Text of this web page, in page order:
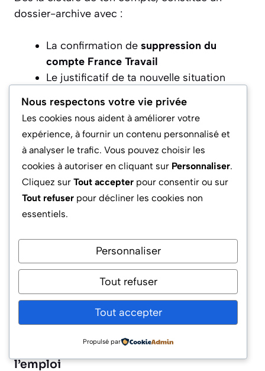
dossier-archive avec :
La confirmation de suppression du
compte France Travail
Le justificatif de ta nouvelle situation
Une synthèse de tes droits acquis
(allocations restantes, périodes d’emploi
validées, formations suivies)
Un relevé de toutes les démarches
effectuées (mails, messages de
confirmation, appels hotline, RDV
physiques)
Prends soin de sauvegarder ces éléments dans
un coffre-fort numérique sécurisé, type
Digiposte ou Maarch. Cet archivage évitera les
litiges avec les organismes sociaux et facilitera
une éventuelleréinscriptionsi ta vie
professionnelle évolue.
Veille proactive sur les droits liés à
l’emploi
Nous respectons votre vie privée
Les cookies nous aident à améliorer votre
expérience, à fournir un contenu personnalisé et
à analyser le trafic. Vous pouvez choisir les
cookies à autoriser en cliquant sur Personnaliser.
Cliquez sur Tout accepter pour consentir ou sur
Tout refuser pour décliner les cookies non
essentiels.
Personnaliser
Tout refuser
Tout accepter
Propulsé par